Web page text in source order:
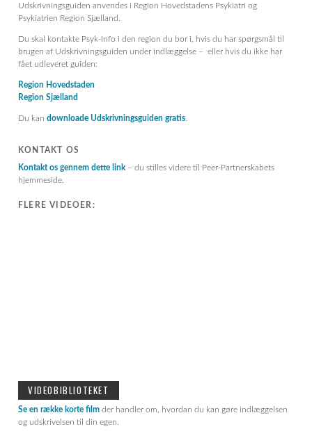
Udskrivningsguiden anvendes i Region Hovedstadens Psykiatri og
Psykiatrien Region Sjælland.
Du skal kontakte Psyk-Info i den region du bor i, hvis du har spørgsmål til
brugen af Udskrivningsguiden under indlæggelse – eller hvis du ikke har
fået udleveret guiden:
Region Hovedstaden
Region Sjælland
Du kan downloade Udskrivningsguiden gratis
KONTAKT OS
Kontakt os gennem dette link – du stilles videre til Peer-Partnerskabets
hjemmeside.
FLERE VIDEOER:
VIDEOBIBLIOTEKET
Se en række korte film der handler om, hvordan du kan gøre indlæggelsen
og udskrivelsen til din egen.